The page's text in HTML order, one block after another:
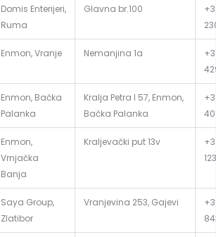
Domis Enterijeri,
Ruma
Glavna br.100
Enmon, Vranje Nemanjina 1a
Enmon, Bačka
Palanka
Kralja Petra I 57, Enmon,
Bačka Palanka
40
Enmon,
Vrnjačka
Banja
Kraljevački put 13v
123
Saya Group,
Zlatibor
Vranjevina 253, Gajevi